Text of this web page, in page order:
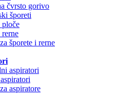
čvrsto gorivo
šporeti
ploče
šporete i rerne
aspiratori
aspiratore